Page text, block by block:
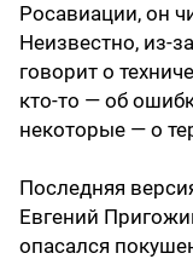
Росавиации, он
Неизвестно, из-
говорит о
кто-то — об
некоторые — о
Последняя
Евгений
опасался